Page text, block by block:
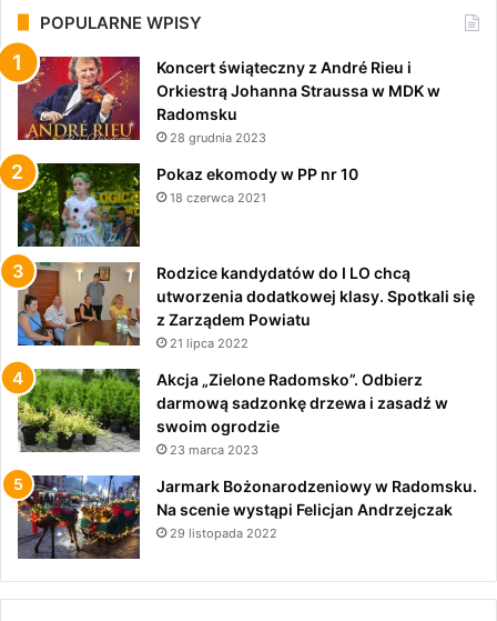
POPULARNE WPISY
Koncert świąteczny z André Rieu i
Orkiestrą Johanna Straussa w MDK w
Radomsku
28 grudnia 2023
Pokaz ekomody w PP nr 10
18 czerwca 2021
Rodzice kandydatów do I LO chcą
utworzenia dodatkowej klasy. Spotkali się
z Zarządem Powiatu
21 lipca 2022
Akcja „Zielone Radomsko”. Odbierz
darmową sadzonkę drzewa i zasadź w
swoim ogrodzie
23 marca 2023
Jarmark Bożonarodzeniowy w Radomsku.
Na scenie wystąpi Felicjan Andrzejczak
29 listopada 2022